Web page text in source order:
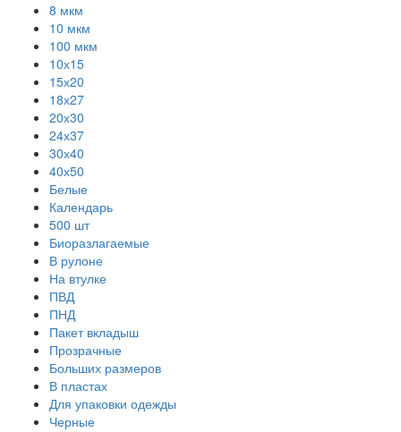
8 мкм
10 мкм
100 мкм
10х15
15х20
18х27
20х30
24х37
30х40
40х50
Белые
Календарь
500 шт
Биоразлагаемые
В рулоне
На втулке
ПВД
ПНД
Пакет вкладыш
Прозрачные
Больших размеров
В пластах
Для упаковки одежды
Черные